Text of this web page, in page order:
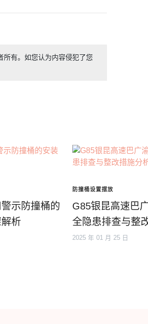
所有。如您认为内容侵犯了您
示防撞桶的
析
防撞桶设置摆放
G85银昆高速巴
全隐患排查与整
2025 年 01 月 25 日